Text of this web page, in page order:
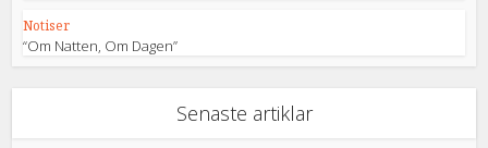
Notiser
“Om Natten, Om Dagen”
Senaste artiklar